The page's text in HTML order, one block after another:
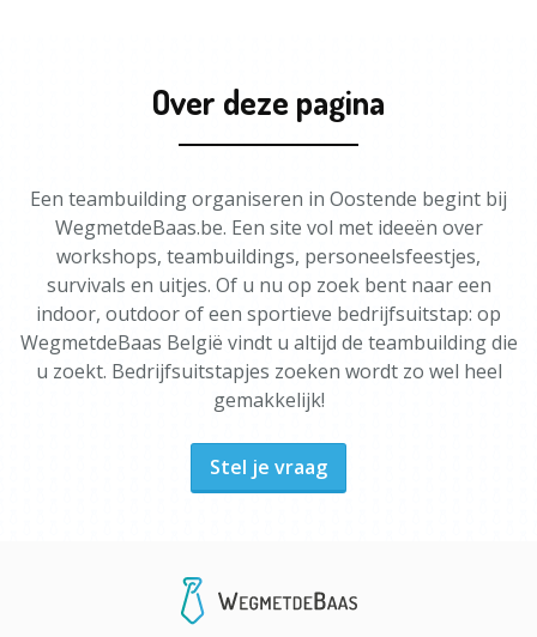
Over deze pagina
Een teambuilding organiseren in Oostende begint bij
WegmetdeBaas.be. Een site vol met ideeën over
workshops, teambuildings, personeelsfeestjes,
survivals en uitjes. Of u nu op zoek bent naar een
indoor, outdoor of een sportieve bedrijfsuitstap: op
WegmetdeBaas België vindt u altijd de teambuilding die
u zoekt. Bedrijfsuitstapjes zoeken wordt zo wel heel
gemakkelijk!
Stel je vraag